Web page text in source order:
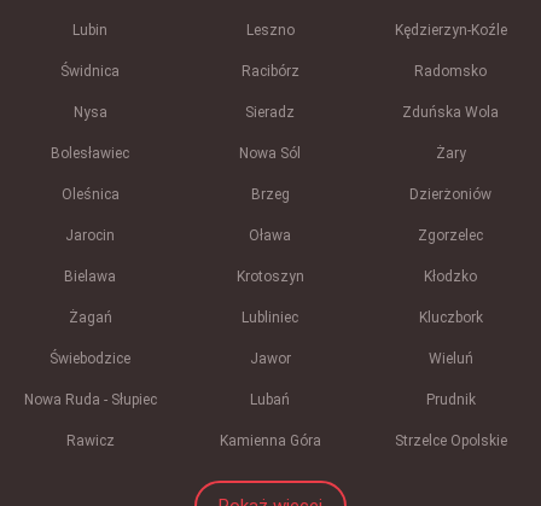
Lubin Leszno Kędzierzyn-Koźle
Świdnica Racibórz Radomsko
Nysa Sieradz Zduńska Wola
Bolesławiec Nowa Sól Żary
Oleśnica Brzeg Dzierżoniów
Jarocin Oława Zgorzelec
Bielawa Krotoszyn Kłodzko
Żagań Lubliniec Kluczbork
Świebodzice Jawor Wieluń
Nowa Ruda - Słupiec Lubań Prudnik
Rawicz Kamienna Góra Strzelce Opolskie